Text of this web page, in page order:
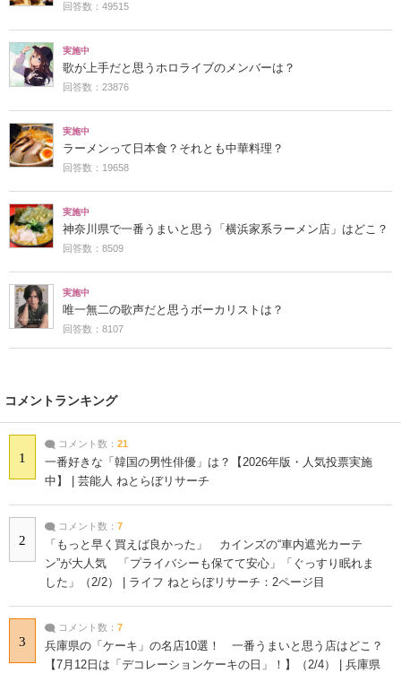
回答数：49515
実施中
歌が上手だと思うホロライブのメンバーは？
回答数：23876
実施中
ラーメンって日本食？それとも中華料理？
回答数：19658
実施中
神奈川県で一番うまいと思う「横浜家系ラーメン店」はどこ？
回答数：8509
実施中
唯一無二の歌声だと思うボーカリストは？
回答数：8107
コメントランキング
1
コメント数： 21
一番好きな「韓国の男性俳優」は？【2026年版・人気投票実施
中】 | 芸能人 ねとらぼリサーチ
2
コメント数： 7
「もっと早く買えば良かった」 カインズの“車内遮光カーテ
ン”が大人気 「プライバシーも保てて安心」「ぐっすり眠れま
した」（2/2） | ライフ ねとらぼリサーチ：2ページ目
3
コメント数： 7
兵庫県の「ケーキ」の名店10選！ 一番うまいと思う店はどこ？
【7月12日は「デコレーションケーキの日」！】（2/4） | 兵庫県